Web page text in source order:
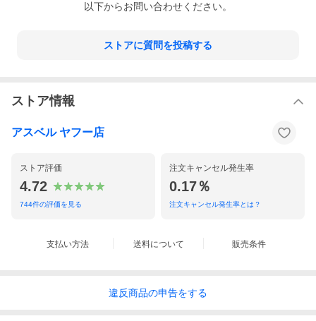
以下からお問い合わせください。
ストアに質問を投稿する
ストア情報
アスベル ヤフー店
ストア評価
4.72
744件の評価を見る
注文キャンセル発生率
0.17％
注文キャンセル発生率とは？
支払い方法 送料について 販売条件
違反商品の申告をする